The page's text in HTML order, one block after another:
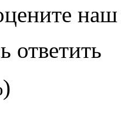
наш
ответить